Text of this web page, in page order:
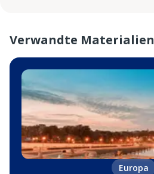
Verwandte Materialien
Europa